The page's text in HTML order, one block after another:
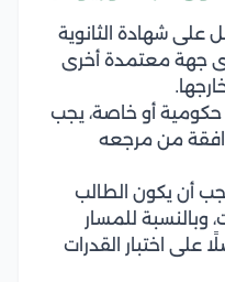
على شهادة الثانوية
أى جهة معتمدة أخرى
أو خاصة، يجب
من مرجعه
يجب أن يكون الطالب
وبالنسبة للمسار
على اختبار القدرات